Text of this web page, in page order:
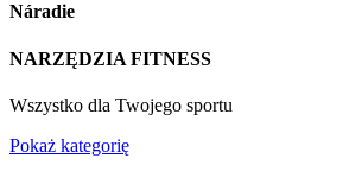
Náradie
NARZĘDZIA FITNESS
Wszystko dla Twojego sportu
Pokaż kategorię